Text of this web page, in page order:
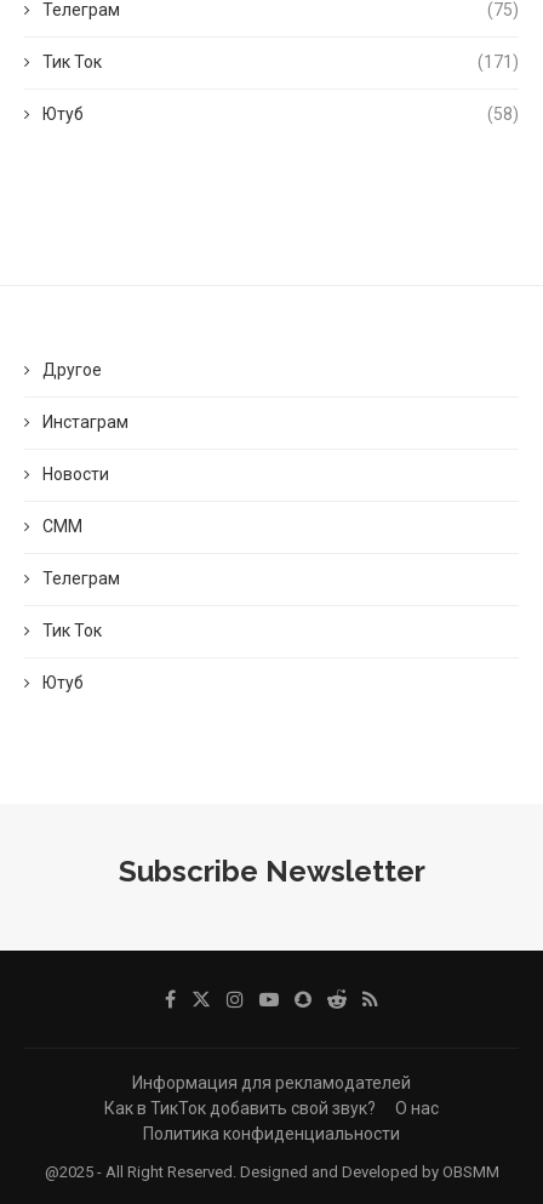
Телеграм (75)
Тик Ток (171)
Ютуб (58)
Другое
Инстаграм
Новости
СММ
Телеграм
Тик Ток
Ютуб
Subscribe Newsletter
Информация для рекламодателей
Как в ТикТок добавить свой звук?
О нас
Политика конфиденциальности
@2025 - All Right Reserved. Designed and Developed by OBSMM